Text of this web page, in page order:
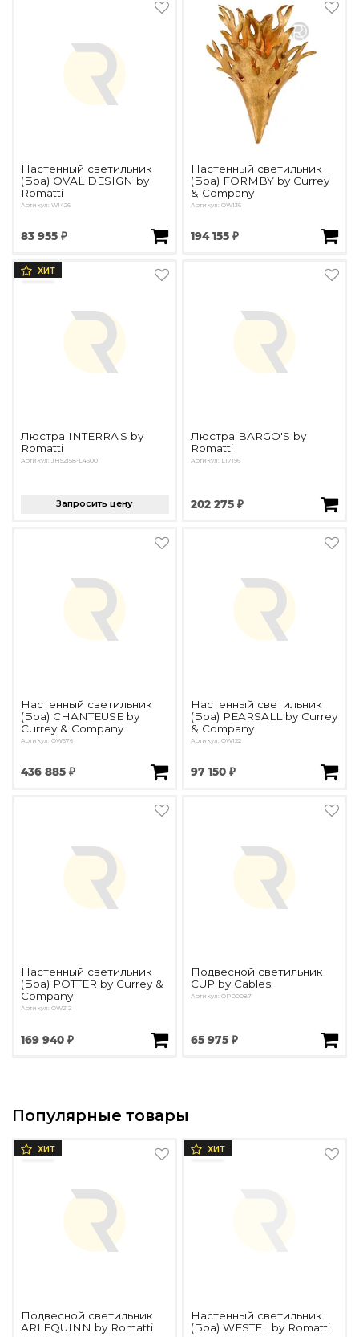
Настенный светильник
(Бра) OVAL DESIGN by
Romatti
Артикул: W1426
83 955 ₽
Настенный светильник
(Бра) FORMBY by Currey
& Company
Артикул: OW136
194 155 ₽
ХИТ
Люстра INTERRA'S by
Romatti
Артикул: JH52158-L4600
Запросить цену
Люстра BARGO'S by
Romatti
Артикул: L17196
202 275 ₽
Настенный светильник
(Бра) CHANTEUSE by
Currey & Company
Артикул: OW676
436 885 ₽
Настенный светильник
(Бра) PEARSALL by Currey
& Company
Артикул: OW122
97 150 ₽
Настенный светильник
(Бра) POTTER by Currey &
Company
Артикул: OW212
169 940 ₽
Подвесной светильник
CUP by Cables
Артикул: OPD0087
65 975 ₽
Популярные товары
ХИТ
Подвесной светильник
ARLEQUINN by Romatti
ХИТ
Настенный светильник
(Бра) WESTEL by Romatti